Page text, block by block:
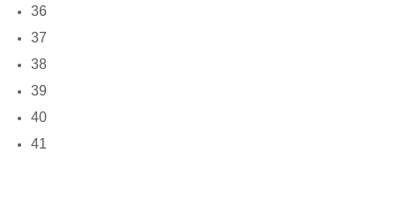
36
37
38
39
40
41